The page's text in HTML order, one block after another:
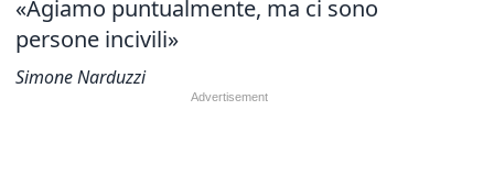
«Agiamo puntualmente, ma ci sono
persone incivili»
Simone Narduzzi